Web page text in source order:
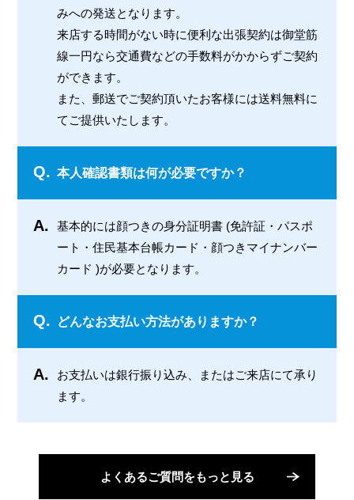
みへの発送となります。
来店する時間がない時に便利な出張契約は御堂筋
線一円なら交通費などの手数料がかからずご契約
ができます。
また、郵送でご契約頂いたお客様には送料無料に
てご提供いたします。
Q. 本人確認書類は何が必要ですか？
A.
基本的には顔つきの身分証明書 (免許証・パスポ
ート・住民基本台帳カード・顔つきマイナンバー
カード )が必要となります。
Q. どんなお支払い方法がありますか？
A.
お支払いは銀行振り込み、またはご来店にて承り
ます。
よくあるご質問をもっと見る